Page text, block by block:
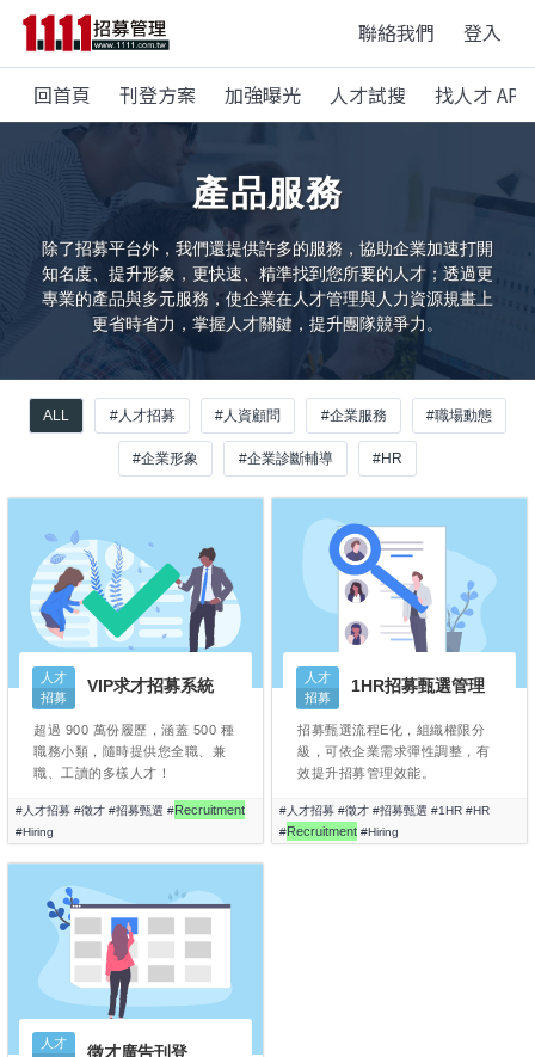
聯絡我們 登入
回首頁 刊登方案 加強曝光 人才試搜 找人才 APP
產品服務
除了招募平台外，我們還提供許多的服務，協助企業加速打開
知名度、提升形象，更快速、精準找到您所要的人才；透過更
專業的產品與多元服務，使企業在人才管理與人力資源規畫上
更省時省力，掌握人才關鍵，提升團隊競爭力。
ALL #人才招募 #人資顧問 #企業服務 #職場動態
#企業形象 #企業診斷輔導 #HR
人才
招募
VIP求才招募系統
超過 900 萬份履歷，涵蓋 500 種
職務小類，隨時提供您全職、兼
職、工讀的多樣人才！
#人才招募 #徵才 #招募甄選 #Recruitment
#Hiring
人才
招募
1HR招募甄選管理
招募甄選流程E化，組織權限分
級，可依企業需求彈性調整，有
效提升招募管理效能。
#人才招募 #徵才 #招募甄選 #1HR #HR
#Recruitment #Hiring
人才
徵才廣告刊登